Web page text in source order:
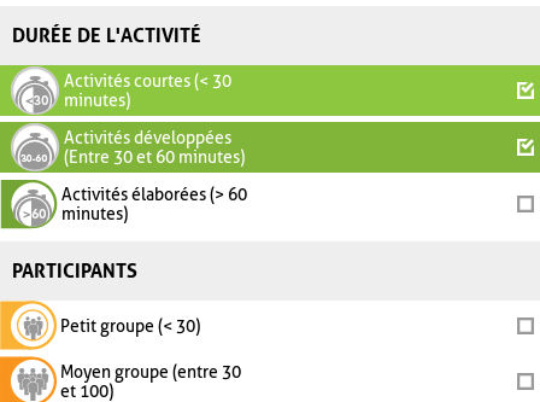
DURÉE DE L'ACTIVITÉ
Activités courtes (< 30
minutes)
Activités développées
(Entre 30 et 60 minutes)
Activités élaborées (> 60
minutes)
PARTICIPANTS
Petit groupe (< 30)
Moyen groupe (entre 30
et 100)